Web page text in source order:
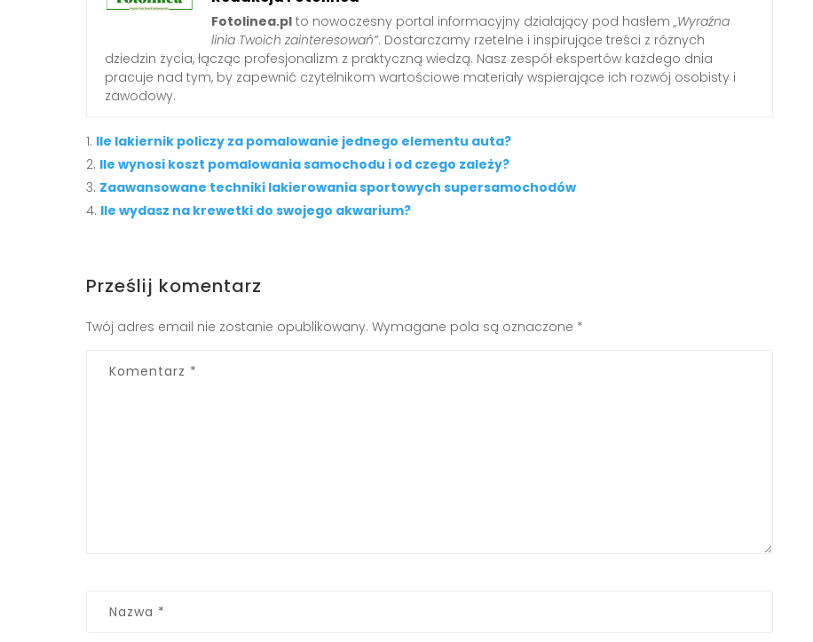
Fotolinea.pl to nowoczesny portal informacyjny działający pod hasłem „Wyraźna
linia Twoich zainteresowań”. Dostarczamy rzetelne i inspirujące treści z różnych
dziedzin życia, łącząc profesjonalizm z praktyczną wiedzą. Nasz zespół ekspertów każdego dnia
pracuje nad tym, by zapewnić czytelnikom wartościowe materiały wspierające ich rozwój osobisty i
zawodowy.
Ile lakiernik policzy za pomalowanie jednego elementu auta?
Ile wynosi koszt pomalowania samochodu i od czego zależy?
Zaawansowane techniki lakierowania sportowych supersamochodów
Ile wydasz na krewetki do swojego akwarium?
Prześlij komentarz
Twój adres email nie zostanie opublikowany. Wymagane pola są oznaczone *